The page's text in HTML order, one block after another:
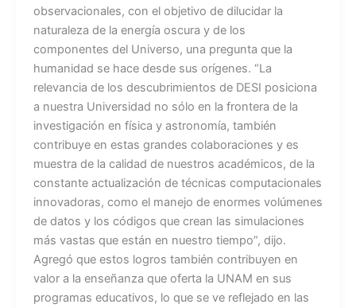
observacionales, con el objetivo de dilucidar la
naturaleza de la energía oscura y de los
componentes del Universo, una pregunta que la
humanidad se hace desde sus orígenes. “La
relevancia de los descubrimientos de DESI posiciona
a nuestra Universidad no sólo en la frontera de la
investigación en física y astronomía, también
contribuye en estas grandes colaboraciones y es
muestra de la calidad de nuestros académicos, de la
constante actualización de técnicas computacionales
innovadoras, como el manejo de enormes volúmenes
de datos y los códigos que crean las simulaciones
más vastas que están en nuestro tiempo”, dijo.
Agregó que estos logros también contribuyen en
valor a la enseñanza que oferta la UNAM en sus
programas educativos, lo que se ve reflejado en las